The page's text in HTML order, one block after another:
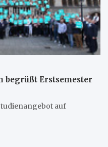
begrüßt Erstsemester
auf